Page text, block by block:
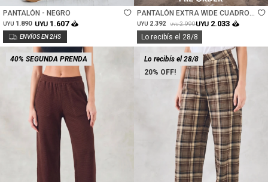
PANTALÓN - NEGRO
UYU 1.890 UYU 1.607
PANTALÓN EXTRA WIDE CUADROS
- MARINO
UYU 2.392 UYU 2.990UYU 2.033
Lo recibís el 28/8
40% SEGUNDA PRENDA
20
Lo recibís el 28/8